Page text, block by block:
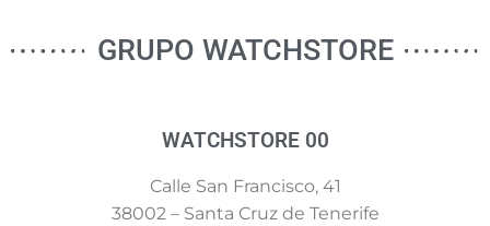
GRUPO WATCHSTORE
WATCHSTORE 00
Calle San Francisco, 41
38002 – Santa Cruz de Tenerife